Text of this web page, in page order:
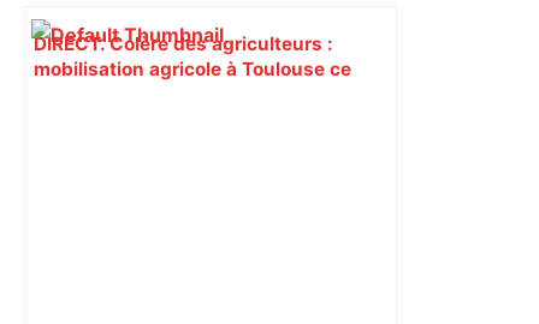
DIRECT. Colère des agriculteurs :
mobilisation agricole à Toulouse ce